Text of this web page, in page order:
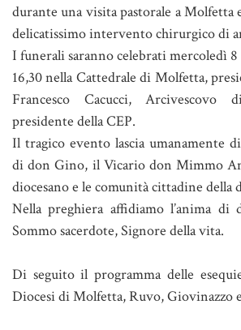
durante una visita pastorale a Molfetta
delicatissimo intervento chirurgico di
I funerali saranno celebrati mercoledì 8
16,30 nella Cattedrale di Molfetta,
Francesco Cacucci,
presidente della CEP.
Il tragico evento lascia umanamente
di don Gino, il Vicario don Mimmo
diocesano e le comunità cittadine della
Nella preghiera affidiamo l’anima
Sommo sacerdote, Signore della vita.
Di seguito il programma delle
Diocesi di Molfetta, Ruvo, Giovinazzo